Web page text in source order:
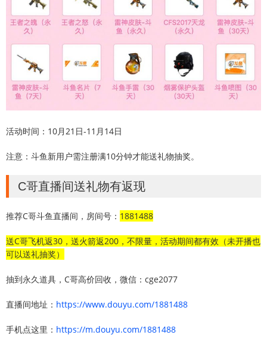
活动时间：10月21日-11月14日
注意：斗鱼新用户需注册满10分钟才能送礼物抽奖。
C哥直播间送礼物有返现
推荐C哥斗鱼直播间，房间号： 1881488
送C哥飞机返30，送火箭返200，不限量，活动期间都有效（未开播也
可以送礼抽奖）
抽到永久道具，C哥高价回收，微信：cge2077
直播间地址： https://www.douyu.com/1881488
手机点这里： https://m.douyu.com/1881488